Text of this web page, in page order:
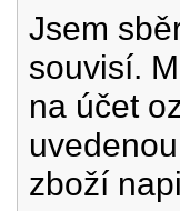
Jsem
souvisí.
na účet
zboží